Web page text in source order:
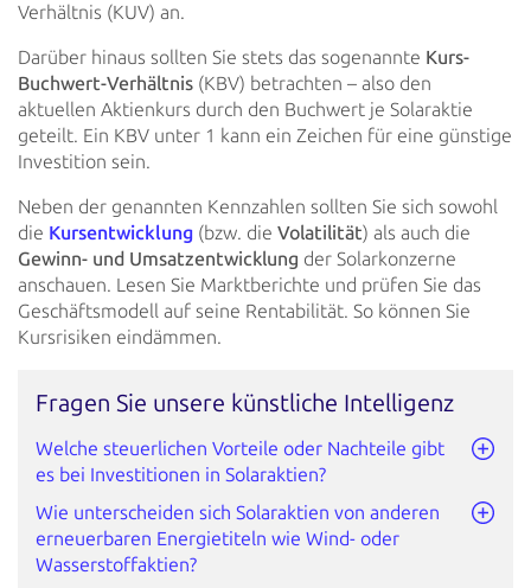
Verhältnis (KUV) an.
Darüber hinaus sollten Sie stets das sogenannte Kurs-
Buchwert-Verhältnis (KBV) betrachten – also den
aktuellen Aktienkurs durch den Buchwert je Solaraktie
geteilt. Ein KBV unter 1 kann ein Zeichen für eine günstige
Investition sein.
Neben der genannten Kennzahlen sollten Sie sich sowohl
die Kursentwicklung (bzw. die Volatilität) als auch die
Gewinn- und Umsatzentwicklung der Solarkonzerne
anschauen. Lesen Sie Marktberichte und prüfen Sie das
Geschäftsmodell auf seine Rentabilität. So können Sie
Kursrisiken eindämmen.
Fragen Sie unsere künstliche Intelligenz
Welche steuerlichen Vorteile oder Nachteile gibt
es bei Investitionen in Solaraktien?
Wie unterscheiden sich Solaraktien von anderen
erneuerbaren Energietiteln wie Wind- oder
Wasserstoffaktien?